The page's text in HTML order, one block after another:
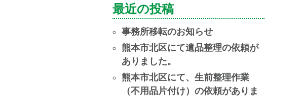
最近の投稿
事務所移転のお知らせ
熊本市北区にて遺品整理の依頼が
ありました。
熊本市北区にて、生前整理作業
（不用品片付け）の依頼がありま